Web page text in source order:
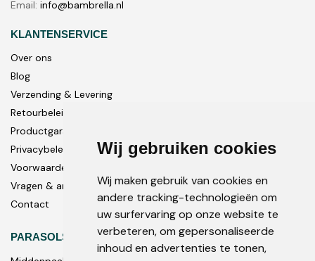
Wij gebruiken cookies
Wij maken gebruik van cookies en
andere tracking-technologieën om
uw surfervaring op onze website te
verbeteren, om gepersonaliseerde
inhoud en advertenties te tonen,
Email: info@bambrella.nl
KLANTENSERVICE
Over ons
Blog
Verzending & Levering
Retourbeleid
Productgarantie
Privacybeleid
Voorwaarden
Vragen & antwoorden
Contact
PARASOLS